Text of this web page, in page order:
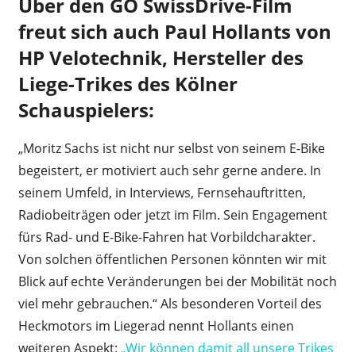
freut sich auch Paul Hollants von
HP Velotechnik, Hersteller des
Liege-Trikes des Kölner
Schauspielers:
„Moritz Sachs ist nicht nur selbst von seinem E-Bike
begeistert, er motiviert auch sehr gerne andere. In
seinem Umfeld, in Interviews, Fernsehauftritten,
Radiobeiträgen oder jetzt im Film. Sein Engagement
fürs Rad- und E-Bike-Fahren hat Vorbildcharakter.
Von solchen öffentlichen Personen könnten wir mit
Blick auf echte Veränderungen bei der Mobilität noch
viel mehr gebrauchen.“ Als besonderen Vorteil des
Heckmotors im Liegerad nennt Hollants einen
weiteren Aspekt: „Wir können damit all unsere Trikes